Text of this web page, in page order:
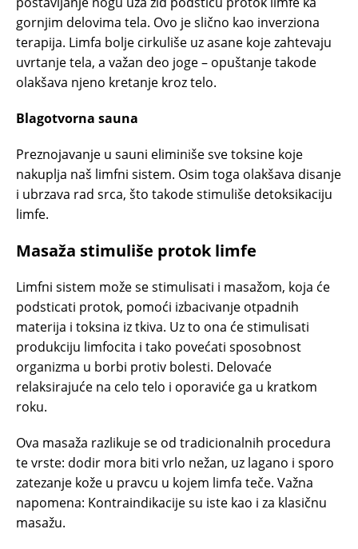
gornjim delovima tela. Ovo je slično kao inverziona
terapija. Limfa bolje cirkuliše uz asane koje zahtevaju
uvrtanje tela, a važan deo joge – opuštanje takode
olakšava njeno kretanje kroz telo.
Blagotvorna sauna
Preznojavanje u sauni eliminiše sve toksine koje
nakuplja naš limfni sistem. Osim toga olakšava disanje
i ubrzava rad srca, što takode stimuliše detoksikaciju
limfe.
Masaža stimuliše protok limfe
Limfni sistem može se stimulisati i masažom, koja će
podsticati protok, pomoći izbacivanje otpadnih
materija i toksina iz tkiva. Uz to ona će stimulisati
produkciju limfocita i tako povećati sposobnost
organizma u borbi protiv bolesti. Delovaće
relaksirajuće na celo telo i oporaviće ga u kratkom
roku.
Ova masaža razlikuje se od tradicionalnih procedura
te vrste: dodir mora biti vrlo nežan, uz lagano i sporo
zatezanje kože u pravcu u kojem limfa teče. Važna
napomena: Kontraindikacije su iste kao i za klasičnu
masažu.